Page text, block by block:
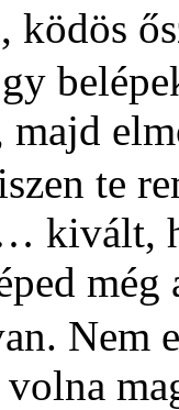
ködös
majd
te
kivált,
még
Nem
volna